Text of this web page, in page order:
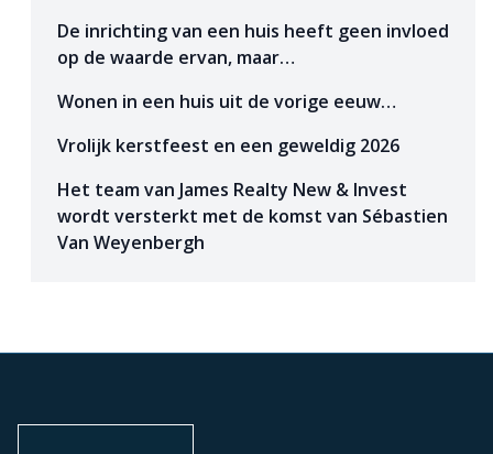
De inrichting van een huis heeft geen invloed
op de waarde ervan, maar…
Wonen in een huis uit de vorige eeuw…
Vrolijk kerstfeest en een geweldig 2026
Het team van James Realty New & Invest
wordt versterkt met de komst van Sébastien
Van Weyenbergh